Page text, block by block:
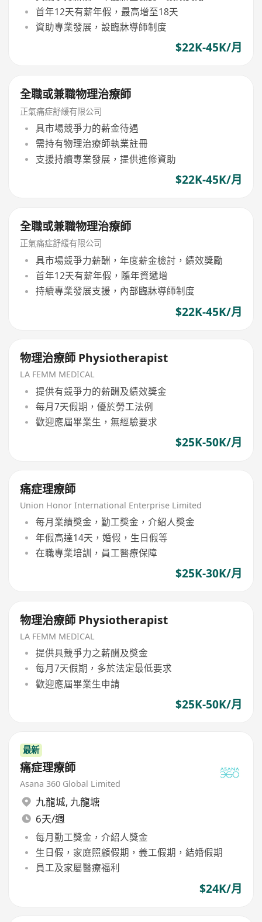
首年12天有薪年假，最高增至18天
資助專業發展，設臨牀導師制度
$22K-45K/月
全職或兼職物理治療師
正氣痛症舒緩有限公司
具市場競爭力的薪金待遇
需持有物理治療師執業註冊
支援持續專業發展，提供進修資助
$22K-45K/月
全職或兼職物理治療師
正氣痛症舒緩有限公司
具市場競爭力薪酬，年度薪金檢討，績效獎勵
首年12天有薪年假，隨年資遞增
持續專業發展支援，內部臨牀導師制度
$22K-45K/月
物理治療師 Physiotherapist
LA FEMM MEDICAL
提供有競爭力的薪酬及績效獎金
每月7天假期，優於勞工法例
歡迎應屆畢業生，無經驗要求
$25K-50K/月
痛症理療師
Union Honor International Enterprise Limited
每月業績獎金，勤工獎金，介紹人獎金
年假高達14天，婚假，生日假等
在職專業培訓，員工醫療保障
$25K-30K/月
物理治療師 Physiotherapist
LA FEMM MEDICAL
提供具競爭力之薪酬及獎金
每月7天假期，多於法定最低要求
歡迎應屆畢業生申請
$25K-50K/月
最新
痛症理療師
Asana 360 Global Limited
九龍城, 九龍塘
6天/週
每月勤工獎金，介紹人獎金
生日假，家庭照顧假期，義工假期，結婚假期
員工及家屬醫療福利
$24K/月